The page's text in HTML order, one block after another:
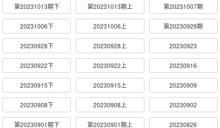
第20231013期下 第20231013期上 第20231007期
20231006下 20231006上 第20230929期
20230928下 20230928上 20230923
20230922下 20230922上 20230916
20230915下 20230915上 20230909
20230908下 20230908上 20230902
第20230901期下 第20230901期上 20230826